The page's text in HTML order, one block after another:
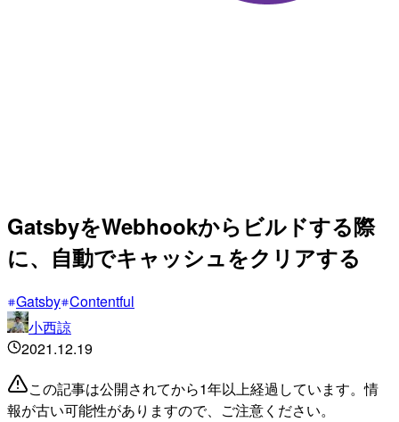
GatsbyをWebhookからビルドする際
に、自動でキャッシュをクリアする
Gatsby Contentful
小西諒
2021.12.19
この記事は公開されてから1年以上経過しています。情
報が古い可能性がありますので、ご注意ください。